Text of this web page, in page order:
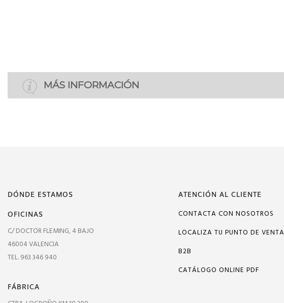
MÁS INFORMACIÓN
DÓNDE ESTAMOS
OFICINAS
C/ DOCTOR FLEMING, 4 BAJO
46004 VALENCIA
TEL. 963 346 940
FÁBRICA
ATENCIÓN AL CLIENTE
CONTACTA CON NOSOTROS
LOCALIZA TU PUNTO DE VENTA
B2B
CATÁLOGO ONLINE PDF